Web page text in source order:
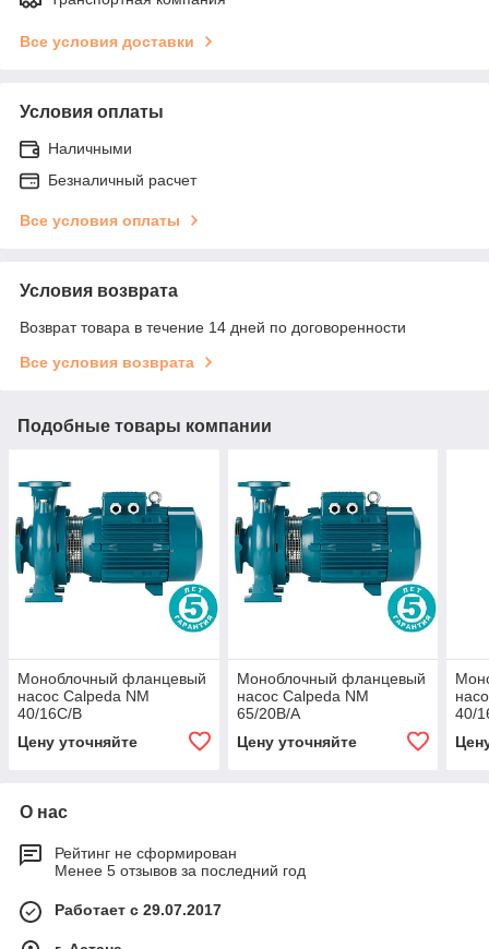
Все условия доставки
Условия оплаты
Наличными
Безналичный расчет
Все условия оплаты
Условия возврата
Возврат товара в течение 14 дней по договоренности
Все условия возврата
Подобные товары компании
Моноблочный фланцевый
насос Calpeda NM
40/16C/B
Цену уточняйте
Моноблочный фланцевый
насос Calpeda NM
65/20B/A
Цену уточняйте
40/
О нас
Рейтинг не сформирован
Менее 5 отзывов за последний год
Работает с 29.07.2017